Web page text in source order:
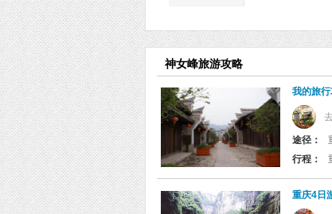
神女峰旅游攻略
我的旅
途径：
行程：
重庆4日